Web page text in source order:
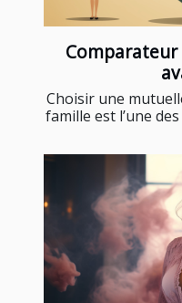
Choisir une
famille est l’une